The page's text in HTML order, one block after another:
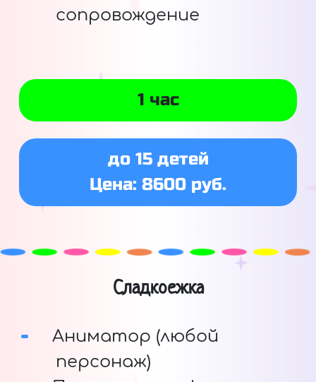
сопровождение
1 час
до 15 детей
Цена: 8600 руб.
Сладкоежка
Аниматор (любой
персонаж)